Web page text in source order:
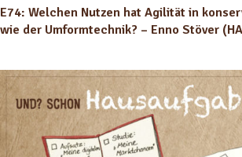
E74: Welchen Nutzen hat Agilität in
wie der Umformtechnik? – Enno Stöver